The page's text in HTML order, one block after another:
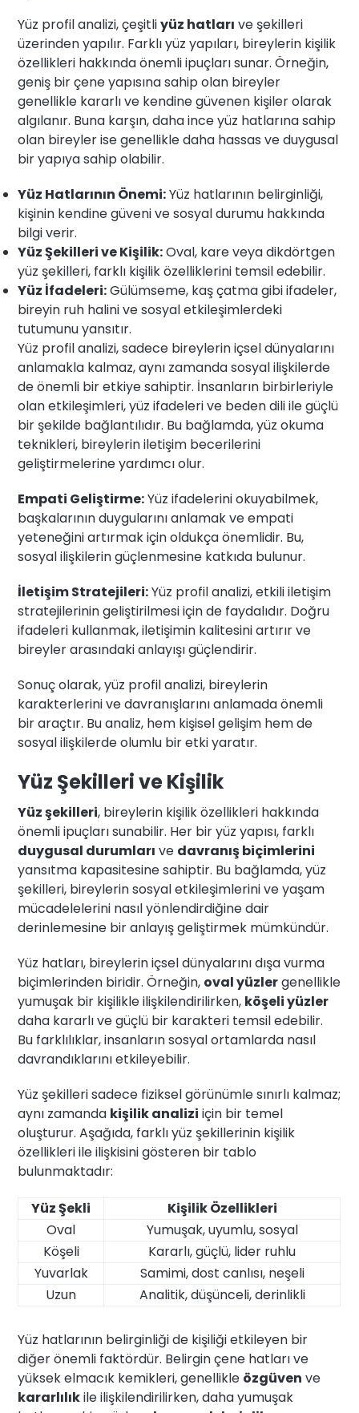
Yüz profil analizi, çeşitliyüz hatları ve şekilleri
üzerinden yapılır. Farklı yüz yapıları, bireylerin kişilik
özellikleri hakkında önemli ipuçları sunar. Örneğin,
geniş bir çene yapısına sahip olan bireyler
genellikle kararlı ve kendine güvenen kişiler olarak
algılanır. Buna karşın, daha ince yüz hatlarına sahip
olan bireyler ise genellikle daha hassas ve duygusal
bir yapıya sahip olabilir.
Yüz Hatlarının Önemi:Yüz hatlarının belirginliği,
kişinin kendine güveni ve sosyal durumu hakkında
bilgi verir.
Yüz Şekilleri ve Kişilik:Oval, kare veya dikdörtgen
yüz şekilleri, farklı kişilik özelliklerini temsil edebilir.
Yüz İfadeleri:Gülümseme, kaş çatma gibi ifadeler,
bireyin ruh halini ve sosyal etkileşimlerdeki
tutumunu yansıtır.
Yüz profil analizi, sadece bireylerin içsel dünyalarını
anlamakla kalmaz, aynı zamanda sosyal ilişkilerde
de önemli bir etkiye sahiptir. İnsanların birbirleriyle
olan etkileşimleri, yüz ifadeleri ve beden dili ile güçlü
bir şekilde bağlantılıdır. Bu bağlamda, yüz okuma
teknikleri, bireylerin iletişim becerilerini
geliştirmelerine yardımcı olur.
Empati Geliştirme:Yüz ifadelerini okuyabilmek,
başkalarının duygularını anlamak ve empati
yeteneğini artırmak için oldukça önemlidir. Bu,
sosyal ilişkilerin güçlenmesine katkıda bulunur.
İletişim Stratejileri:Yüz profil analizi, etkili iletişim
stratejilerinin geliştirilmesi için de faydalıdır. Doğru
ifadeleri kullanmak, iletişimin kalitesini artırır ve
bireyler arasındaki anlayışı güçlendirir.
Sonuç olarak, yüz profil analizi, bireylerin
karakterlerini ve davranışlarını anlamada önemli
bir araçtır. Bu analiz, hem kişisel gelişim hem de
sosyal ilişkilerde olumlu bir etki yaratır.
Yüz Şekilleri ve Kişilik
Yüz şekilleri, bireylerin kişilik özellikleri hakkında
önemli ipuçları sunabilir. Her bir yüz yapısı, farklı
duygusal durumları ve davranış biçimlerini
yansıtma kapasitesine sahiptir. Bu bağlamda, yüz
şekilleri, bireylerin sosyal etkileşimlerini ve yaşam
mücadelelerini nasıl yönlendirdiğine dair
derinlemesine bir anlayış geliştirmek mümkündür.
Yüz hatları, bireylerin içsel dünyalarını dışa vurma
biçimlerinden biridir. Örneğin, oval yüzlergenellikle
yumuşak bir kişilikle ilişkilendirilirken, köşeli yüzler
daha kararlı ve güçlü bir karakteri temsil edebilir.
Bu farklılıklar, insanların sosyal ortamlarda nasıl
davrandıklarını etkileyebilir.
Yüz şekilleri sadece fiziksel görünümle sınırlı kalmaz;
aynı zamanda kişilik analizi için bir temel
oluşturur. Aşağıda, farklı yüz şekillerinin kişilik
özellikleri ile ilişkisini gösteren bir tablo
bulunmaktadır:
Yüz Şekli
Kişilik Özellikleri
Oval
Yumuşak, uyumlu, sosyal
Köşeli
Kararlı, güçlü, lider ruhlu
Yuvarlak
Samimi, dost canlısı, neşeli
Uzun
Analitik, düşünceli, derinlikli
Yüz hatlarının belirginliği de kişiliği etkileyen bir
diğer önemli faktördür. Belirgin çene hatları ve
yüksek elmacık kemikleri, genellikle özgüven ve
kararlılıkile ilişkilendirilirken, daha yumuşak